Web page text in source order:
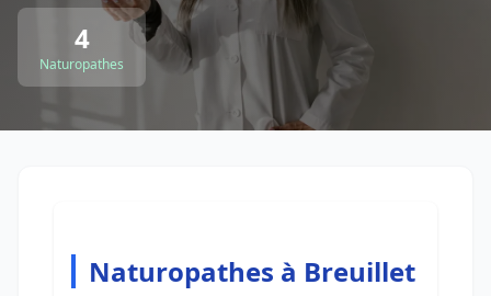
4
Naturopathes
Naturopathes à Breuillet